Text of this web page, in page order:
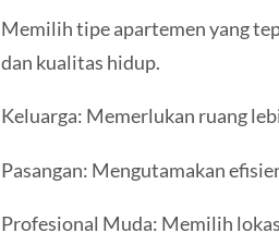
Memilih tipe apartemen yang
dan kualitas hidup.
Keluarga: Memerlukan ruang
Pasangan: Mengutamakan
Profesional Muda: Memilih